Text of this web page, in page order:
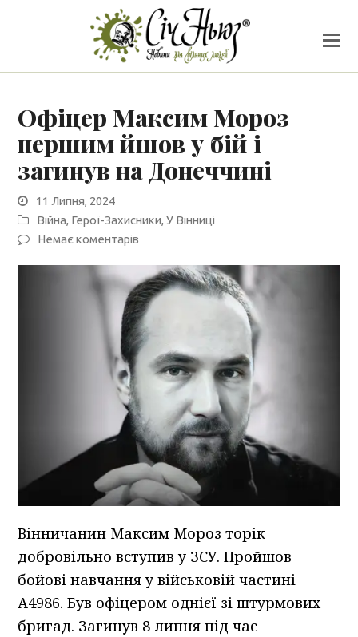
Офіцер Максим Мороз
першим йшов у бій і
загинув на Донеччині
11 Липня, 2024
Війна, Герої-Захисники,У Вінниці
Немає коментарів
Вінничанин Максим Мороз торік
добровільно вступив у ЗСУ. Пройшов
бойові навчання у військовій частині
А4986. Був офіцером однієї зі штурмових
бригад. Загинув 8 липня під час